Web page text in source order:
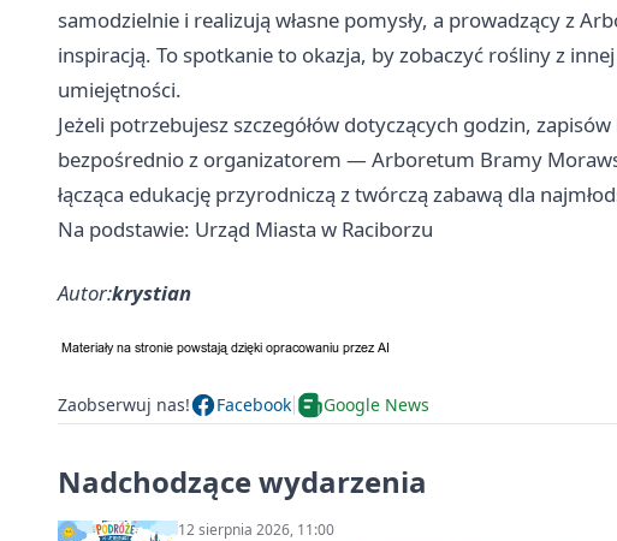
samodzielnie i realizują własne pomysły, a prowadzący z
inspiracją. To spotkanie to okazja, by zobaczyć rośliny z
umiejętności.
Jeżeli potrzebujesz szczegółów dotyczących godzin,
bezpośrednio z organizatorem — Arboretum Bramy
łącząca edukację przyrodniczą z twórczą zabawą dla
Na podstawie: Urząd Miasta w Raciborzu
Autor:krystian
Zaobserwuj nas! Facebook Google News
Nadchodzące wydarzenia
12 sierpnia 2026, 11:00